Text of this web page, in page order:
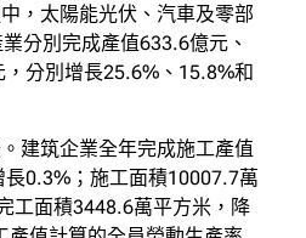
，太陽能光伏、汽車及零部
分別完成產值633.6億元、
分別增長25.6%、15.8%和
建筑企業全年完成施工產值
0.3%；施工面積10007.7萬
工面積3448.6萬平方米，降